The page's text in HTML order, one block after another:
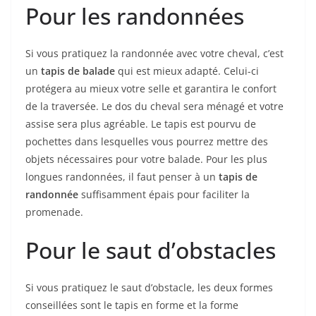
Pour les randonnées
Si vous pratiquez la randonnée avec votre cheval, c’est
un tapis de balade qui est mieux adapté. Celui-ci
protégera au mieux votre selle et garantira le confort
de la traversée. Le dos du cheval sera ménagé et votre
assise sera plus agréable. Le tapis est pourvu de
pochettes dans lesquelles vous pourrez mettre des
objets nécessaires pour votre balade. Pour les plus
longues randonnées, il faut penser à un tapis de
randonnée suffisamment épais pour faciliter la
promenade.
Pour le saut d’obstacles
Si vous pratiquez le saut d’obstacle, les deux formes
conseillées sont le tapis en forme et la forme